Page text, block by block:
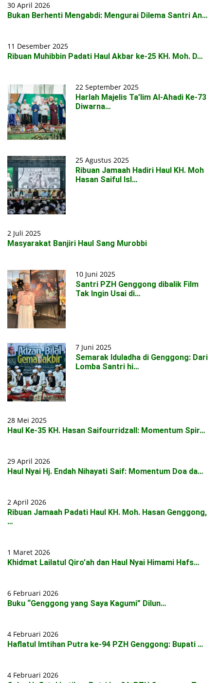
30 April 2026
Bukan Berhenti Mengabdi: Mengurai Dilema Santri An…
11 Desember 2025
Ribuan Muhibbin Padati Haul Akbar ke-25 KH. Moh. D…
22 September 2025
Harlah Majelis Ta’lim Al-Ahadi Ke-73
Diwarna…
25 Agustus 2025
Ribuan Jamaah Hadiri Haul KH. Moh
Hasan Saiful Isl…
2 Juli 2025
Masyarakat Banjiri Haul Sang Murobbi
10 Juni 2025
Santri PZH Genggong dibalik Film
Tak Ingin Usai di…
7 Juni 2025
Semarak Iduladha di Genggong: Dari
Lomba Santri hi…
28 Mei 2025
Haul Ke-35 KH. Hasan Saifourridzall: Momentum Spir…
29 April 2026
Haul Nyai Hj. Endah Nihayati Saif: Momentum Doa da…
2 April 2026
Ribuan Jamaah Padati Haul KH. Moh. Hasan Genggong,
…
1 Maret 2026
Khidmat Lailatul Qiro’ah dan Haul Nyai Himami Hafs…
6 Februari 2026
Buku “Genggong yang Saya Kagumi” Dilun…
4 Februari 2026
Haflatul Imtihan Putra ke-94 PZH Genggong: Bupati …
4 Februari 2026